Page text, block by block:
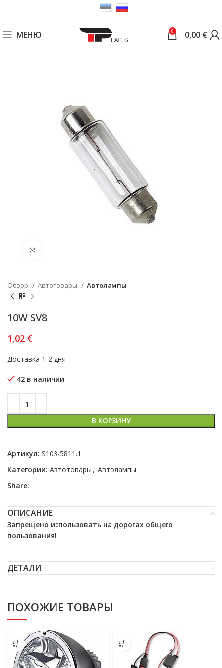
МЕНЮ 0 0,00 €
Обзор Автотовары Автолампы
10W SV8
1,02 €
Доставка 1-2 дня
42 в наличии
В КОРЗИНУ
Артикул: S103-5811.1
Категории: Автотовары , Автолампы
Share:
ОПИСАНИЕ
Запрещено использовать на дорогах общего
пользования!
ДЕТАЛИ
ПОХОЖИЕ ТОВАРЫ